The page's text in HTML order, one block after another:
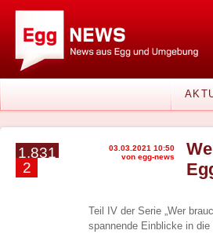
1.831
2
03.03.2021 10:50
von egg-news
Teil IV der Serie „Wer
spannende Einblicke in